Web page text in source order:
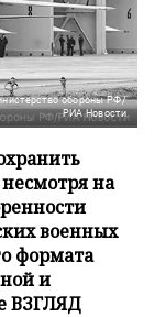
обороны РФ/
РИА Новости
на
военных
формата
и
ВЗГЛЯД